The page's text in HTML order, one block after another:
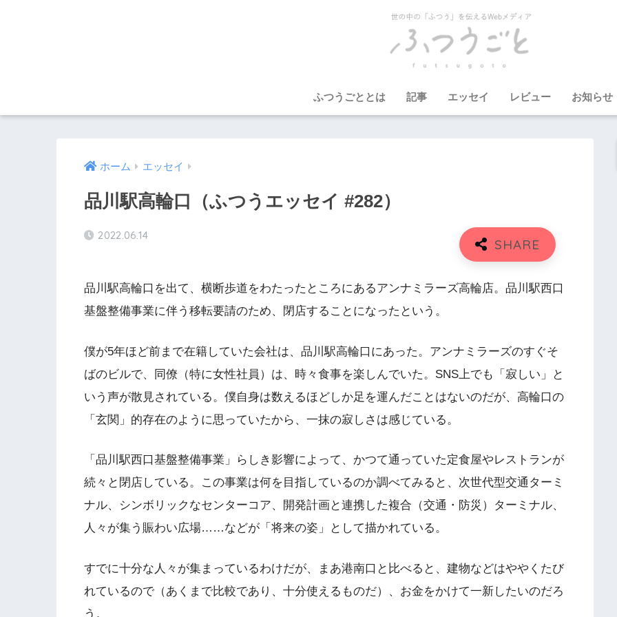
ふつうごととは 記事 エッセイ レビュー お知らせ
ホーム エッセイ
品川駅高輪口（ふつうエッセイ #282）
2022.06.14
品川駅高輪口を出て、横断歩道をわたったところにあるアンナミラーズ高輪店。品川駅西口
基盤整備事業に伴う移転要請のため、閉店することになったという。
僕が5年ほど前まで在籍していた会社は、品川駅高輪口にあった。アンナミラーズのすぐそ
ばのビルで、同僚（特に女性社員）は、時々食事を楽しんでいた。SNS上でも「寂しい」と
いう声が散見されている。僕自身は数えるほどしか足を運んだことはないのだが、高輪口の
「玄関」的存在のように思っていたから、一抹の寂しさは感じている。
「品川駅西口基盤整備事業」らしき影響によって、かつて通っていた定食屋やレストランが
続々と閉店している。この事業は何を目指しているのか調べてみると、次世代型交通ターミ
ナル、シンボリックなセンターコア、開発計画と連携した複合（交通・防災）ターミナル、
人々が集う賑わい広場……などが「将来の姿」として描かれている。
すでに十分な人々が集まっているわけだが、まあ港南口と比べると、建物などはややくたび
れているので（あくまで比較であり、十分使えるものだ）、お金をかけて一新したいのだろ
う。